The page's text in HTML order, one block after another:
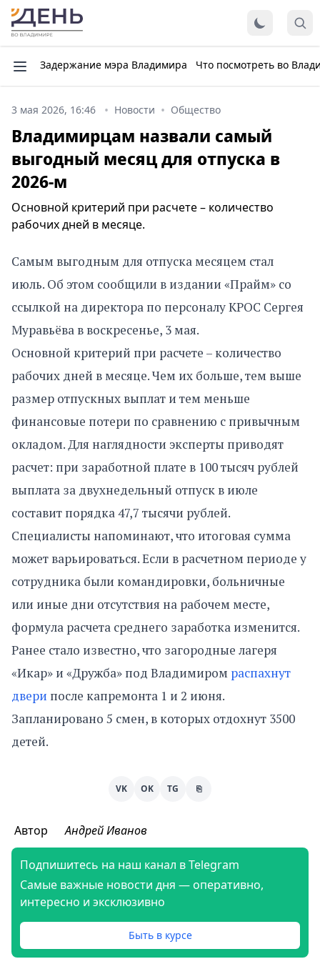
Задержание мэра Владимира Что посмотреть во
3 мая 2026, 16:46 Новости Общество
Владимирцам назвали самый
выгодный месяц для отпуска в
2026-м
Основной критерий при расчете – количество
рабочих дней в месяце.
Самым выгодным для отпуска месяцем стал
июль. Об этом сообщили в издании «Прайм» со
ссылкой на директора по персоналу КРОС Сергея
Муравьёва в воскресенье, 3 мая.
Основной критерий при расчете – количество
рабочих дней в месяце. Чем их больше, тем выше
размер отпускных выплат и тем меньше
финансовые потери по сравнению с привычным
окладом. Для наглядности эксперты приводят
расчет: при заработной плате в 100 тысяч рублей
выплата за двухнедельный отпуск в июле
составит порядка 47,7 тысячи рублей.
Специалисты напоминают, что итоговая сумма
может варьироваться. Если в расчетном периоде у
сотрудника были командировки, больничные
или иные дни отсутствия на рабочем месте,
формула расчета среднего заработка изменится.
Ранее стало известно, что загородные лагеря
«Икар» и «Дружба» под Владимиром распахнут
двери после капремонта 1 и 2 июня.
Запланировано 5 смен, в которых отдохнут 3500
детей.
VK OK TG ⎘
Автор Андрей Иванов
Подпишитесь на наш канал в Telegram
Самые важные новости дня — оперативно,
интересно и эксклюзивно
Быть в курсе